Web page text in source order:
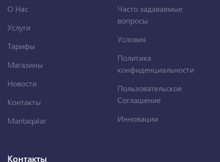
О Нас
Услуги
Тарифы
Магазины
Новости
Контакты
Məntəqələr
Часто задаваемые
вопросы
Условия
Политика
конфиденциальности
Пользовательское
Соглашение
Инновации
Контакты